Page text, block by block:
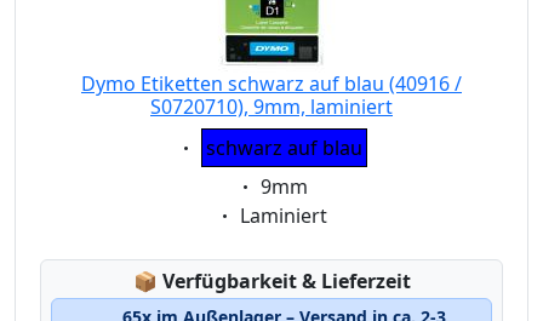
Dymo Etiketten schwarz auf blau (40916 /
S0720710), 9mm, laminiert
Eigenschaft:
schwarz auf blau
Eigenschaft:
9mm
Eigenschaft:
Laminiert
📦 Lagerstatus:
Verfügbarkeit & Lieferzeit